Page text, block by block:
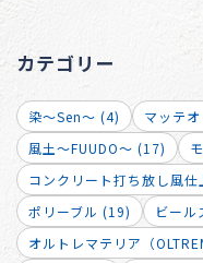
カテゴリー
染～Sen～ (4) マッテ
風土～FUUDO～ (17)
コンクリート打ち放し風
ポリーブル (19)
ビール
オルトレマテリア（